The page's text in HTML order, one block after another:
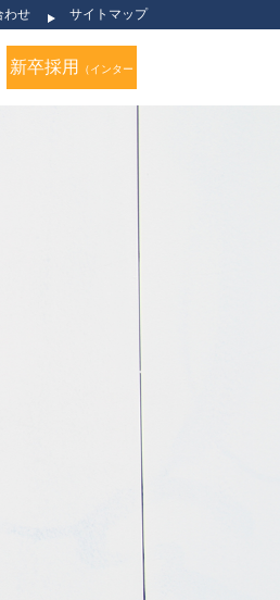
わせ サイトマップ
新卒採用 （インター